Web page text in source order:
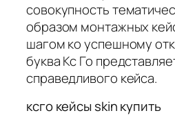
совокупность
образом монтажных
шагом ко успешному
буква Кс Го
справедливого кейса.
ксго кейсы skin купить